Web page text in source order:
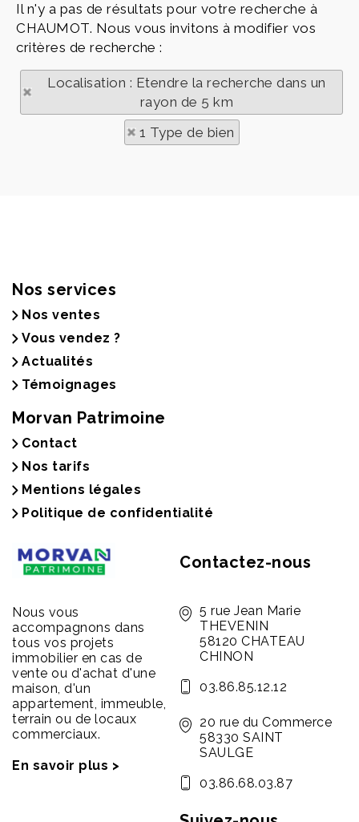
Il n'y a pas de résultats pour votre recherche à
CHAUMOT. Nous vous invitons à modifier vos
critères de recherche :
Localisation : Etendre la recherche dans un
rayon de 5 km
1 Type de bien
Nos services
Nos ventes
Vous vendez ?
Actualités
Témoignages
Morvan Patrimoine
Contact
Nos tarifs
Mentions légales
Politique de confidentialité
Nous vous
accompagnons dans
tous vos projets
immobilier en cas de
vente ou d'achat d'une
maison, d'un
appartement, immeuble,
terrain ou de locaux
commerciaux.
En savoir plus >
Contactez-nous
5 rue Jean Marie
THEVENIN
58120 CHATEAU
CHINON
03.86.85.12.12
20 rue du Commerce
58330 SAINT
SAULGE
03.86.68.03.87